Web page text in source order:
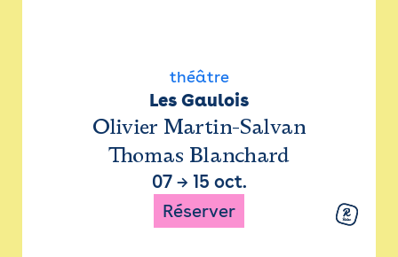
théâtre
Les Gaulois
Olivier Martin-Salvan
Thomas Blanchard
07→ 15 oct.
Réserver